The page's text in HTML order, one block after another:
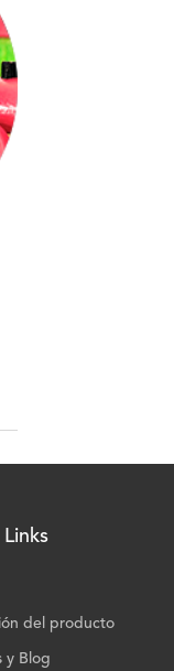
del producto
y Blog